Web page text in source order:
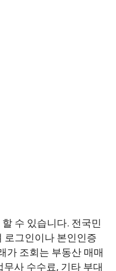
수 있습니다. 전국민
로그인이나 본인인증
가 조회는 부동산 매매
사 수수료, 기타 부대